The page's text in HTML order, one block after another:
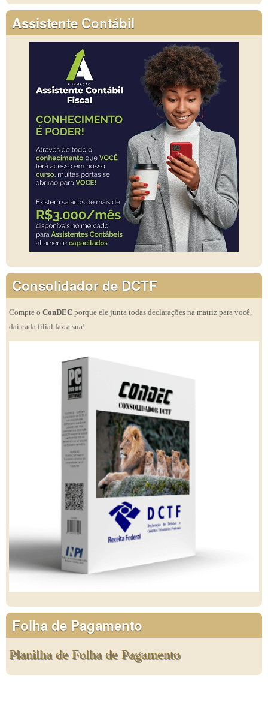
Assistente Contábil
Consolidador de DCTF
Compre o ConDEC porque ele junta todas declarações na matriz para você,
daí cada filial faz a sua!
Folha de Pagamento
Planilha de Folha de Pagamento